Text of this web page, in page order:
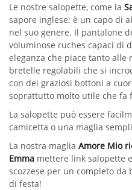
Le nostre salopette, come la
sapore inglese: è un capo di
nel suo genere. Il pantalone
voluminose ruches capaci di
eleganza che piace tanto alle
bretelle regolabili che si
con dei graziosi bottoni a
soprattutto molto utile che fa
La salopette può essere
camicetta o una maglia
La nostra maglia Amore Mio
Emma mettere link salopette
scozzese per un completo
di festa!